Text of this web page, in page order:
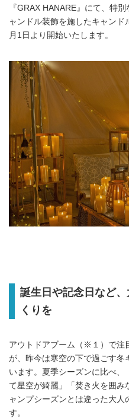
『GRAX HANARE』にて、特
ャンドル装飾を施したキャン
月1日より開始いたします。
誕生日や記念日など
くりを
アウトドアブーム（※１）で注
が、昨今は寒空の下で過ごす冬
います。夏季シーズンに比べ
て星空が綺麗」「焚き火を囲み
ャンプシーズンとは違った大
す。